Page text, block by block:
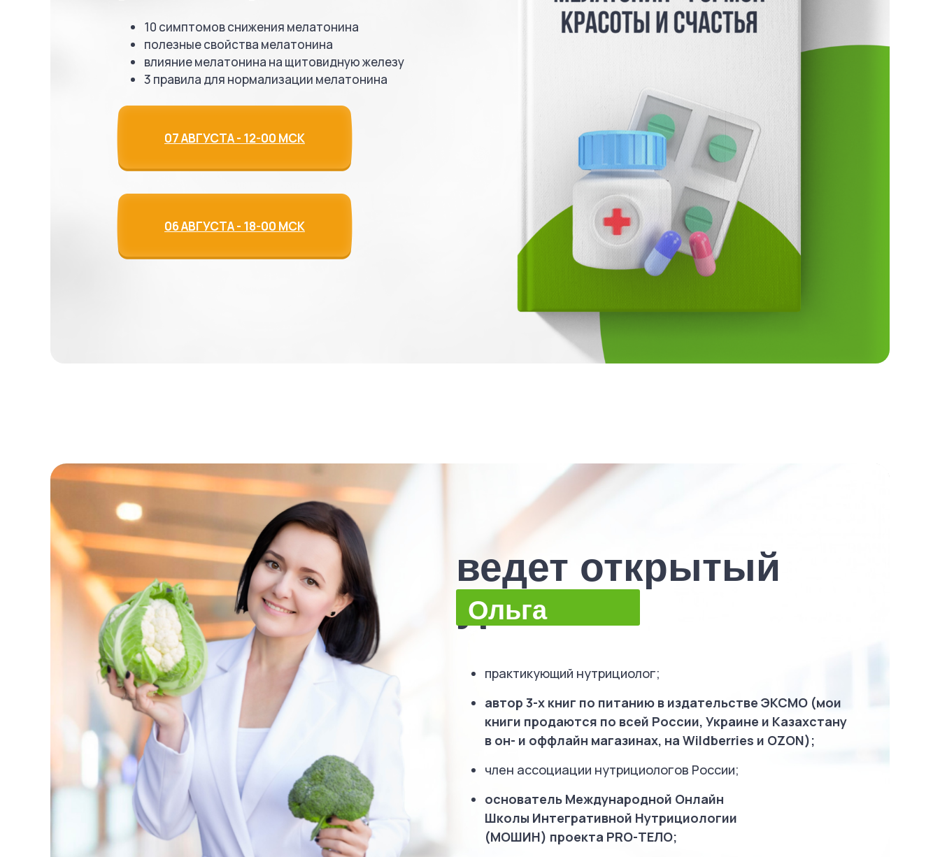
10 симптомов снижения мелатонина
полезные свойства мелатонина
влияние мелатонина на щитовидную железу
3 правила для нормализации мелатонина
07 АВГУСТА - 12-00 МСК
06 АВГУСТА - 18-00 МСК
практикующий нутрициолог;
автор 3-х книг по питанию в издательстве ЭКСМО (мои
книги продаются по всей России, Украине и Казахстану
в он- и оффлайн магазинах, на Wildberries и OZON);
член ассоциации нутрициологов России;
основатель Международной Онлайн
Школы Интегративной Нутрициологии
(МОШИН) проекта PRO-ТЕЛО;
ведет открытый
урок
Ольга
Землякова